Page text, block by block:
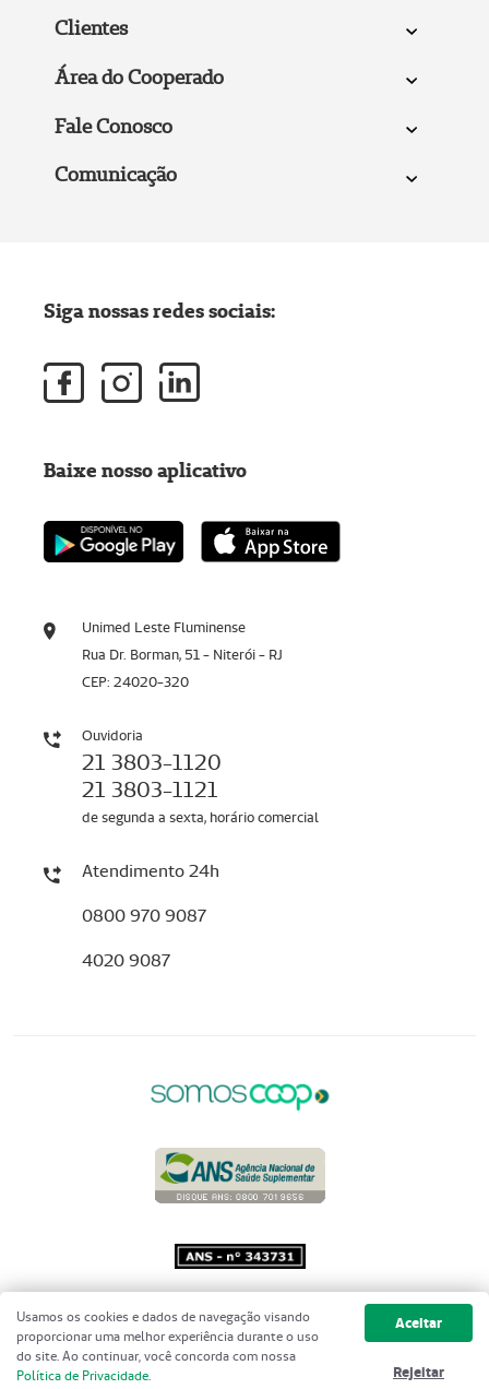
Clientes
Área do Cooperado
Fale Conosco
Comunicação
Unimed Leste Fluminense
Rua Dr. Borman, 51 - Niterói - RJ
CEP: 24020-320
Ouvidoria
21 3803-1120
21 3803-1121
de segunda a sexta, horário comercial
Atendimento 24h
0800 970 9087
4020 9087
Siga nossas redes sociais:
Baixe nosso aplicativo
Copyright 2001 - 2026 Unimed do
Brasil - Todos os direitos reservados
Usamos os cookies e dados de navegação visando
proporcionar uma melhor experiência durante o uso
do site. Ao continuar, você concorda com nossa
Política de Privacidade.
Aceitar
Rejeitar